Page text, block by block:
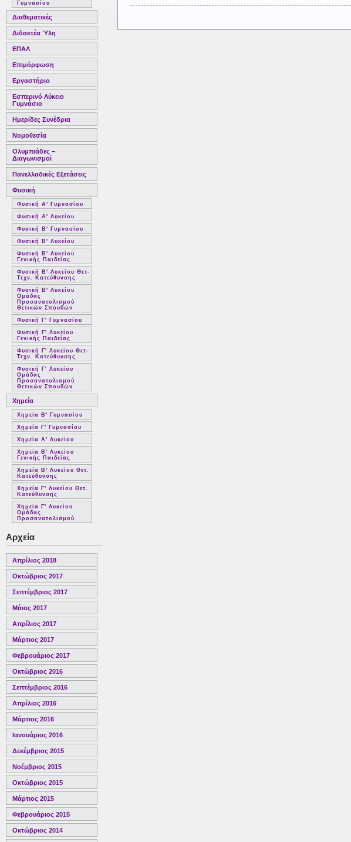
Γυμνασίου
Διαθεματικές
Διδακτέα Ύλη
ΕΠΑΛ
Επιμόρφωση
Εργαστήριο
Εσπερινό Λύκειο
Γυμνάσιο
Ημερίδες Συνέδρια
Νομοθεσία
Ολυμπιάδες –
Διαγωνισμοί
Πανελλαδικές Εξετάσεις
Φυσική
Φυσική Α' Γυμνασίου
Φυσική Α' Λυκείου
Φυσική Β' Γυμνασίου
Φυσική Β' Λυκείου
Φυσική Β' Λυκείου
Γενικής Παιδείας
Φυσική Β' Λυκείου Θετ-
Τεχν. Κατεύθυνσης
Φυσική Β' Λυκείου
Ομάδας
Προσανατολισμού
Θετικών Σπουδών
Φυσική Γ' Γυμνασίου
Φυσική Γ' Λυκείου
Γενικής Παιδείας
Φυσική Γ' Λυκείου Θετ-
Τεχν. Κατεύθυνσης
Φυσική Γ' Λυκείου
Ομάδας
Προσανατολισμού
Θετικών Σπουδών
Χημεία
Χημεία Β' Γυμνασίου
Χημεία Γ' Γυμνασίου
Χημεία Α' Λυκείου
Χημεία Β' Λυκείου
Γενικής Παιδείας
Χημεία Β' Λυκείου Θετ.
Κατεύθυνσης
Χημεία Γ' Λυκείου Θετ.
Κατεύθυνσης
Χημεία Γ' Λυκείου
Ομάδας
Προσανατολισμού
Αρχεία
Απρίλιος 2018
Οκτώβριος 2017
Σεπτέμβριος 2017
Μάιος 2017
Απρίλιος 2017
Μάρτιος 2017
Φεβρουάριος 2017
Οκτώβριος 2016
Σεπτέμβριος 2016
Απρίλιος 2016
Μάρτιος 2016
Ιανουάριος 2016
Δεκέμβριος 2015
Νοέμβριος 2015
Οκτώβριος 2015
Μάρτιος 2015
Φεβρουάριος 2015
Οκτώβριος 2014